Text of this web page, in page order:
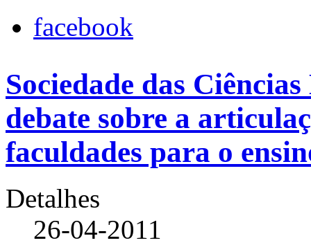
facebook
Sociedade das
debate sobre a
faculdades para o
Detalhes
26-04-2011